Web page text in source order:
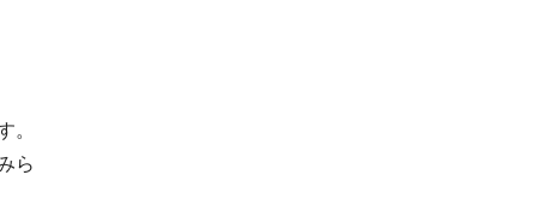
。
ら